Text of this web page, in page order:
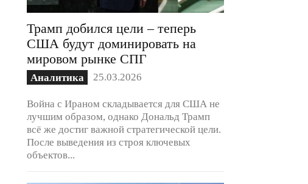
Трамп добился цели – теперь
США будут доминировать на
мировом рынке СПГ
Аналитика 25.03.2026
Война с Ираном складывается для США не
лучшим образом, однако Дональд Трамп
всё же достиг важной стратегической цели.
После выведения из строя ключевых
объектов...